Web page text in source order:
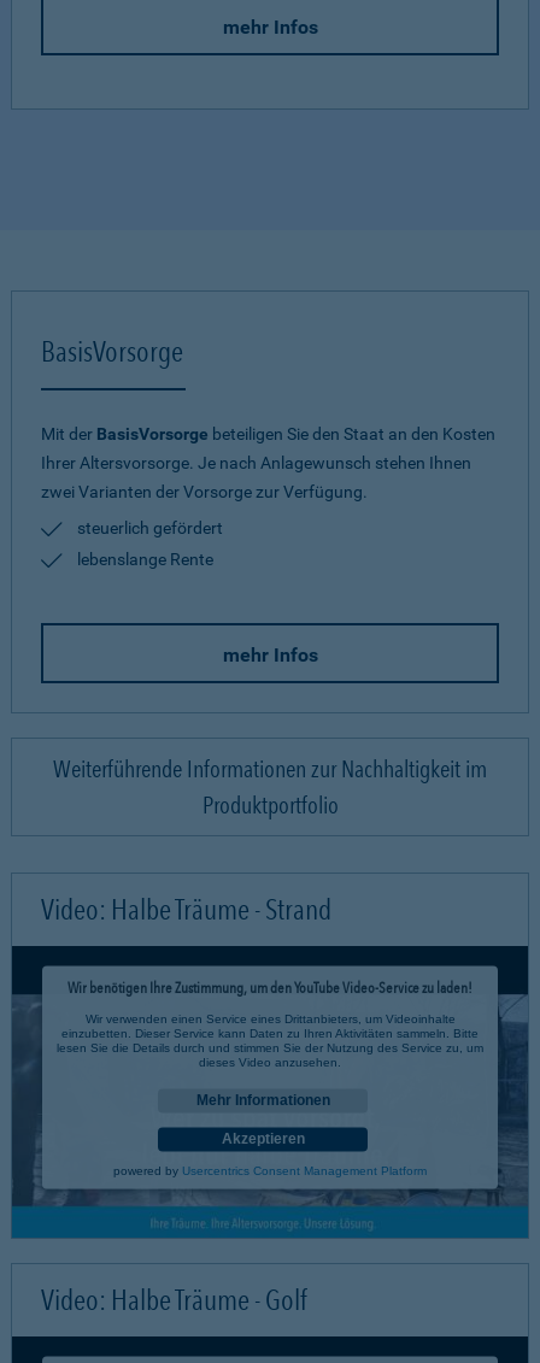
mehr Infos
BasisVorsorge
Mit der BasisVorsorge beteiligen Sie den Staat an den Kosten
Ihrer Altersvorsorge. Je nach Anlagewunsch stehen Ihnen
zwei Varianten der Vorsorge zur Verfügung.
steuerlich gefördert
lebenslange Rente
mehr Infos
Weiterführende Informationen zur Nachhaltigkeit im
Produktportfolio
Video: Halbe Träume - Strand
Wir benötigen Ihre Zustimmung, um den YouTube Video-Service zu laden!
Wir verwenden einen Service eines Drittanbieters, um Videoinhalte
einzubetten. Dieser Service kann Daten zu Ihren Aktivitäten sammeln. Bitte
lesen Sie die Details durch und stimmen Sie der Nutzung des Service zu, um
dieses Video anzusehen.
Mehr Informationen
Akzeptieren
powered by Usercentrics Consent Management Platform
Video: Halbe Träume - Golf